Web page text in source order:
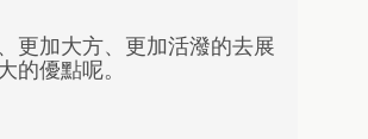
更加大方、更加活潑的去展
的優點呢。